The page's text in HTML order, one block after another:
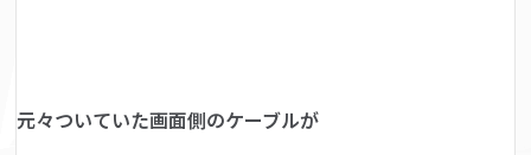
元々ついていた画面側のケーブルが